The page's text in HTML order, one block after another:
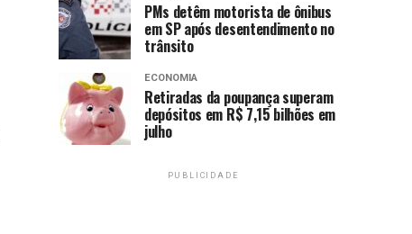
PMs detêm motorista de ônibus
em SP após desentendimento no
trânsito
ECONOMIA
Retiradas da poupança superam
depósitos em R$ 7,15 bilhões em
julho
PUBLICIDADE